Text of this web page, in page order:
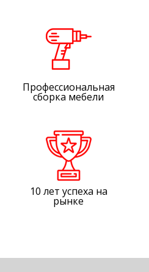
Профессиональная
сборка мебели
10 лет успеха на
рынке